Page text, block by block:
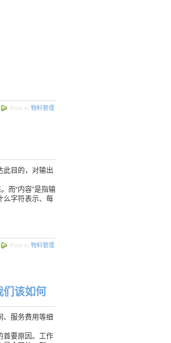
Post in 物料管理
此目的，对输出
而“内容”是指输
么字符表示、每
Post in 物料管理
们该如何
、服务费用等细
首要原因。工作